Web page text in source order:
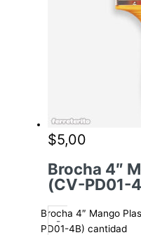
$5,00
Brocha 4″
(CV-PD01-
-
Brocha 4″ Mango
PD01-4B) cantidad